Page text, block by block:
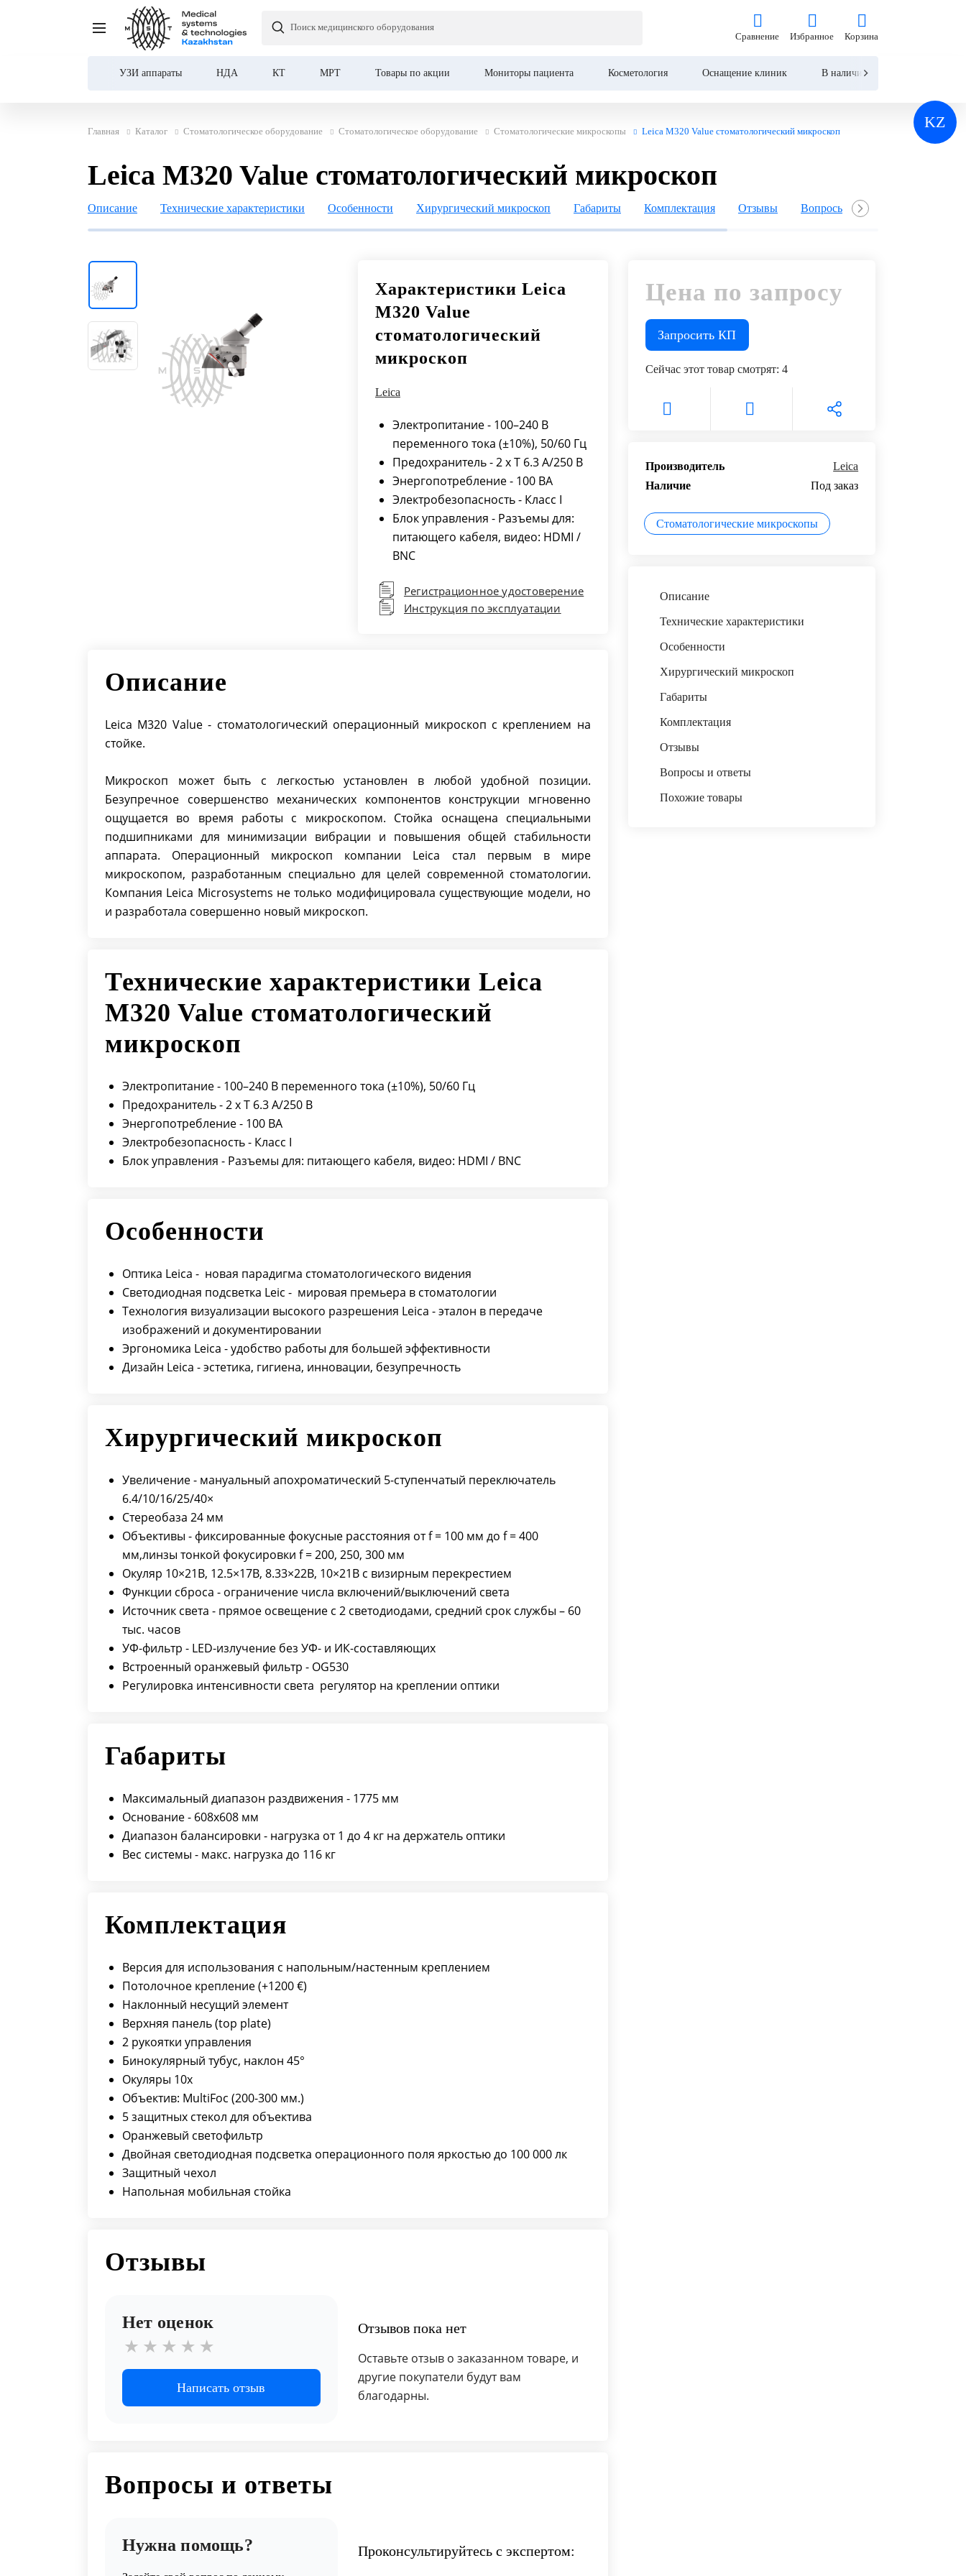
KZ
Поиск медицинского оборудования
Сравнение
Сравнение
Избранное Корзина
УЗИ аппараты НДА КТ МРТ Товары по акции Мониторы пациента Косметология Оснащение клиник В наличии
Главная Каталог Стоматологическое оборудование Стоматологическое оборудование Cтоматологические микроскопы Leica M320 Value стоматологический микроскоп
Leica M320 Value стоматологический микроскоп
Цена по запросу
Запросить КП
Leica M320 Value стоматологический микроскоп
Описание Технические характеристики Особенности Хирургический микроскоп Габариты Комплектация Отзывы Вопросы и ответы
Характеристики Leica
M320 Value
стоматологический
микроскоп
Leica
Электропитание - 100–240 В
переменного тока (±10%), 50/60 Гц
Предохранитель - 2 х T 6.3 A/250 В
Энергопотребление - 100 ВA
Электробезопасность - Класс I
Блок управления - Разъемы для:
питающего кабеля, видео: HDMI /
BNC
Регистрационное удостоверение
Инструкция по эксплуатации
Описание
Leica M320 Value - стоматологический операционный микроскоп с креплением на
стойке.
Микроскоп может быть с легкостью установлен в любой удобной позиции.
Безупречное совершенство механических компонентов конструкции мгновенно
ощущается во время работы с микроскопом. Стойка оснащена специальными
подшипниками для минимизации вибрации и повышения общей стабильности
аппарата. Операционный микроскоп компании Leica стал первым в мире
микроскопом, разработанным специально для целей современной стоматологии.
Компания Leica Microsystems не только модифицировала существующие модели, но
и разработала совершенно новый микроскоп.
Технические характеристики Leica
M320 Value стоматологический
микроскоп
Электропитание - 100–240 В переменного тока (±10%), 50/60 Гц
Предохранитель - 2 х T 6.3 A/250 В
Энергопотребление - 100 ВA
Электробезопасность - Класс I
Блок управления - Разъемы для: питающего кабеля, видео: HDMI / BNC
Особенности
Оптика Leica - новая парадигма стоматологического видения
Светодиодная подсветка Leic - мировая премьера в стоматологии
Технология визуализации высокого разрешения Leica - эталон в передаче
изображений и документировании
Эргономика Leica - удобство работы для большей эффективности
Дизайн Leica - эстетика, гигиена, инновации, безупречность
Хирургический микроскоп
Увеличение - мануальный апохроматический 5-cтупенчатый переключатель
6.4/10/16/25/40×
Стереобаза 24 мм
Объективы - фиксированные фокусные расстояния от f = 100 мм до f = 400
мм,линзы тонкой фокусировки f = 200, 250, 300 мм
Окуляр 10×21B, 12.5×17B, 8.33×22B, 10×21B с визирным перекрестием
Функции сброса - ограничение числа включений/выключений света
Источник света - прямое освещение с 2 светодиодами, средний срок службы – 60
тыс. часов
УФ-фильтр - LED-излучение без УФ- и ИК-составляющих
Встроенный оранжевый фильтр - OG530
Регулировка интенсивности света регулятор на креплении оптики
Габариты
Максимальный диапазон раздвижения - 1775 мм
Основание - 608x608 мм
Диапазон балансировки - нагрузка от 1 до 4 кг на держатель оптики
Вес системы - макс. нагрузка до 116 кг
Комплектация
Версия для использования с напольным/настенным креплением
Потолочное крепление (+1200 €)
Наклонный несущий элемент
Верхняя панель (top plate)
2 рукоятки управления
Бинокулярный тубус, наклон 45°
Окуляры 10х
Объектив: MultiFoc (200-300 мм.)
5 защитных стекол для объектива
Оранжевый светофильтр
Двойная светодиодная подсветка операционного поля яркостью до 100 000 лк
Защитный чехол
Напольная мобильная стойка
Отзывы
Нет оценок
Написать отзыв
Отзывов пока нет
Оставьте отзыв о заказанном товаре, и
другие покупатели будут вам
благодарны.
Вопросы и ответы
Нужна помощь?
Проконсультируйтесь с экспертом:
Цена по запросу
Запросить КП
Сейчас этот товар смотрят: 4
Производитель
Leica
Наличие
Под заказ
Cтоматологические микроскопы
Описание
Технические характеристики
Особенности
Хирургический микроскоп
Габариты
Комплектация
Отзывы
Вопросы и ответы
Похожие товары